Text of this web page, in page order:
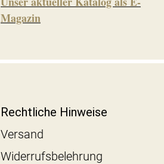
Magazin
Rechtliche Hinweise
Versand
Widerrufsbelehrung